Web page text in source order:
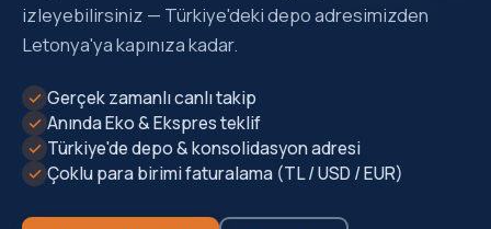
izleyebilirsiniz — Türkiye'deki depo adresimizden
Letonya'ya kapınıza kadar.
✓ Gerçek zamanlı canlı takip
✓ Anında Eko & Ekspres teklif
✓ Türkiye'de depo & konsolidasyon adresi
✓ Çoklu para birimi faturalama (TL / USD / EUR)